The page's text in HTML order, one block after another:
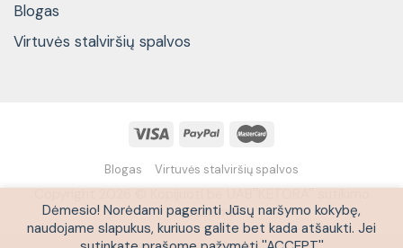
Blogas
Virtuvės stalviršių spalvos
Blogas Virtuvės stalviršių spalvos
draudžiama
Dėmesio! Norėdami pagerinti Jūsų naršymo kokybę,
naudojame slapukus, kuriuos galite bet kada atšaukti. Jei